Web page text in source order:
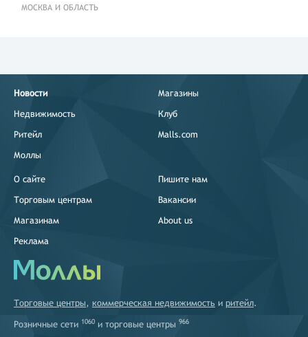
МОСКВА И ОБЛАСТЬ
Новости
Недвижимость
Ритейл
Моллы
Магазины
Клуб
Malls.com
О сайте
Торговым центрам
Магазинам
Реклама
Пишите нам
Вакансии
About us
Торговые центры, коммерческая недвижимость и ритейл.
Розничные сети 1060 и торговые центры 966